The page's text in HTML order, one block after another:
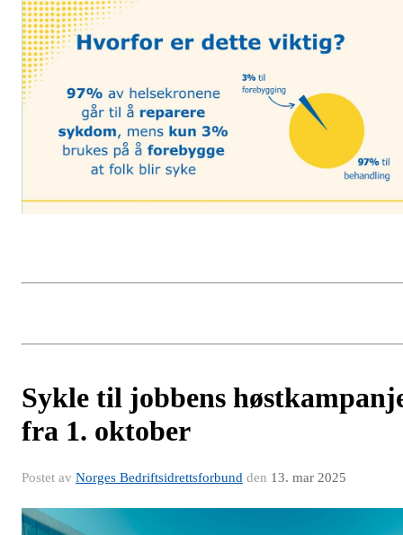
Sykle til jobbens
fra 1. oktober
Postet av Norges Bedriftsidrettsforbund den 13. mar 2025